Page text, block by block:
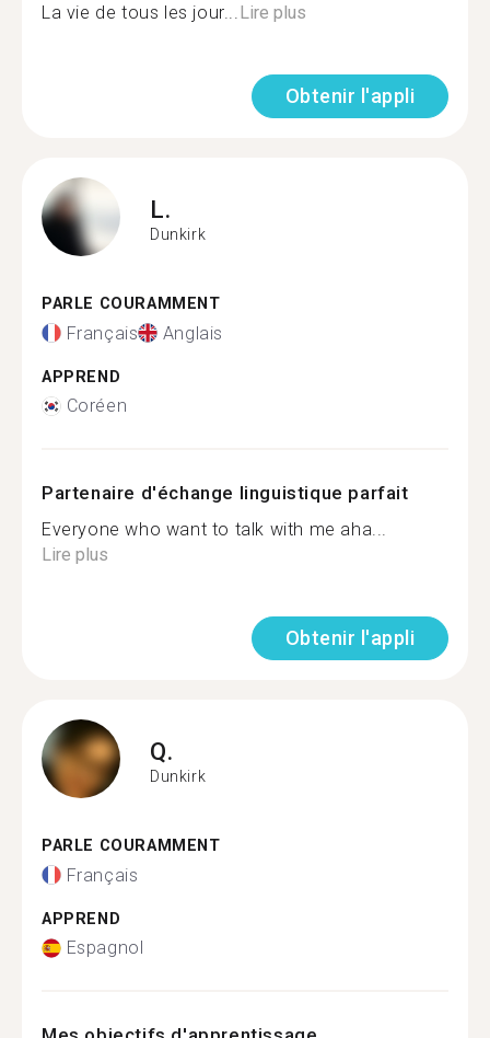
La vie de tous les jour...Lire plus
Obtenir l'appli
L.
Dunkirk
PARLE COURAMMENT
Français Anglais
APPREND
Coréen
Partenaire d'échange linguistique parfait
Everyone who want to talk with me aha...
Lire plus
Obtenir l'appli
Q.
Dunkirk
PARLE COURAMMENT
Français
APPREND
Espagnol